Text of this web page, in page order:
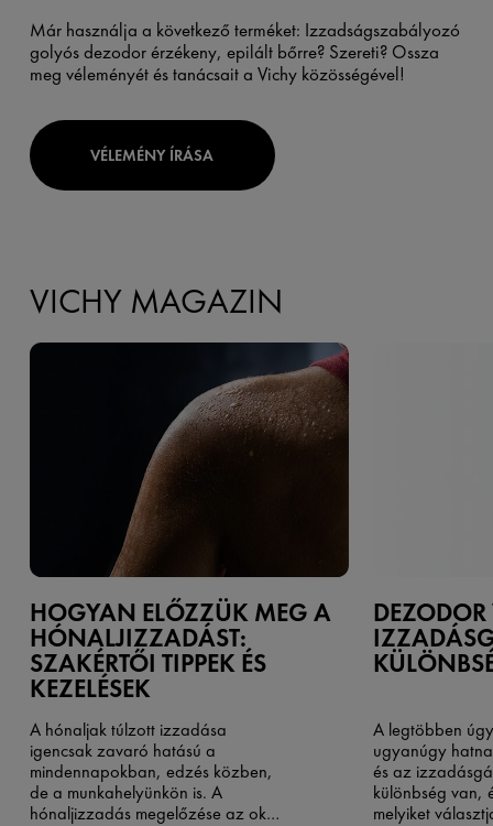
Már használja a következő terméket: Izzadságszabályozó
golyós dezodor érzékeny, epilált bőrre? Szereti? Ossza
meg véleményét és tanácsait a Vichy közösségével!
VÉLEMÉNY ÍRÁSA
VICHY MAGAZIN
HOGYAN ELŐZZÜK MEG A
HÓNALJIZZADÁST:
SZAKÉRTŐI TIPPEK ÉS
KEZELÉSEK
A hónaljak túlzott izzadása
igencsak zavaró hatású a
mindennapokban, edzés közben,
de a munkahelyünkön is. A
hónaljizzadás megelőzése az okok
A legtöbben
ugyanúgy
és az
különbség van,
melyiket